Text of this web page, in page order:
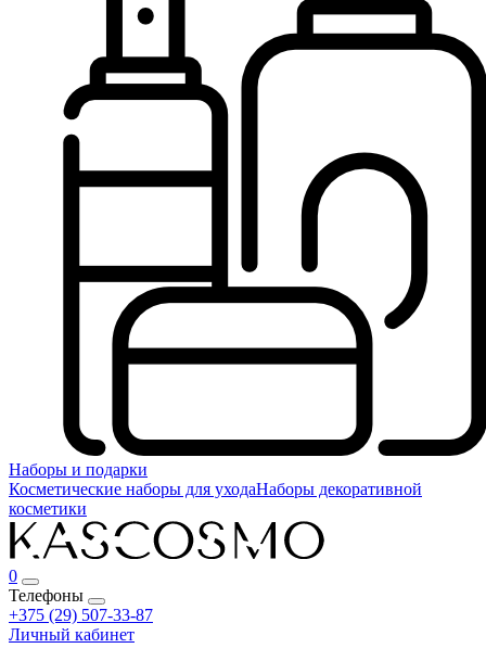
Наборы и подарки
Косметические наборы для уходаНаборы декоративной
косметики
0
Телефоны
+375 (29) 507-33-87
Личный кабинет